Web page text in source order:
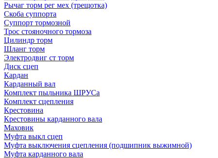
Рычаг торм рег мех (трещотка)
Скоба суппорта
Суппорт тормозной
Трос стояночного тормоза
Цилиндр торм
Шланг торм
Электродвиг ст торм
Диск сцеп
Кардан
Карданный вал
Комплект пыльника ШРУСа
Комплект сцепления
Крестовина
Крестовины карданного вала
Маховик
Муфта выкл сцеп
Муфта выключения сцепления (подшипник выжимной)
Муфта карданного вала